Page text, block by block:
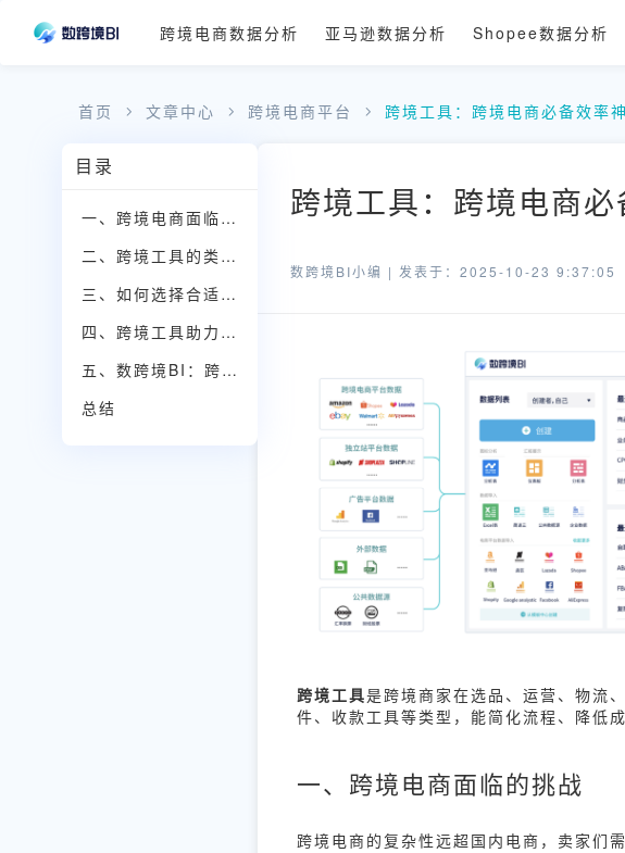
跨境电商数据分析 亚马逊数据分析 Shopee数据分析
首页 文章中心 跨境电商平台 跨境工具：跨境电商必备效率
目录
一、跨境电商面临的挑战
二、跨境工具的类型与作用
三、如何选择合适的跨境工具
四、跨境工具助力精细化运营
五、数跨境BI：跨境电商数据分析的利器
总结
跨境工具：跨境电商
数跨境BI小编 | 发表于：2025-10-23 9:37:05
跨境工具是跨境商家在选品、运营、物流
件、收款工具等类型，能简化流程、降低
一、跨境电商面临的挑战
跨境电商的复杂性远超国内电商，卖家们